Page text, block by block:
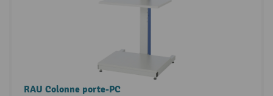
RAU Colonne porte-PC